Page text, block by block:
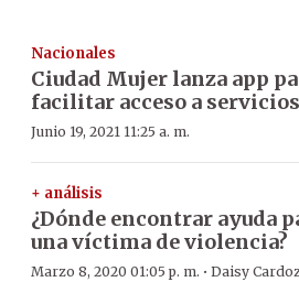
Nacionales
Ciudad Mujer lanza app
facilitar acceso a servicios
Junio 19, 2021 11:25 a. m.
+ análisis
¿Dónde encontrar ayuda
una víctima de violencia?
Marzo 8, 2020 01:05 p. m. · Daisy